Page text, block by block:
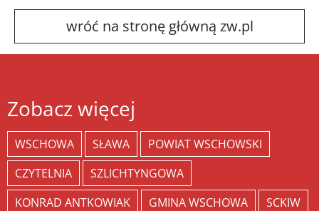
wróć na stronę główną zw.pl
Zobacz więcej
WSCHOWA SŁAWA
POWIAT WSCHOWSKI
CZYTELNIA
SZLICHTYNGOWA
KONRAD ANTKOWIAK
GMINA WSCHOWA
SCKIW